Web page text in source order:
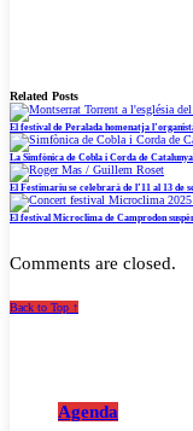
Related Posts
El festival de Peralada homenatja
La Simfònica de Cobla i Corda de
El Festimariu se celebrarà de l’11 al 13 de
El festival Microclima de Camprodon
Comments are closed.
Back to Top ↑
Agenda